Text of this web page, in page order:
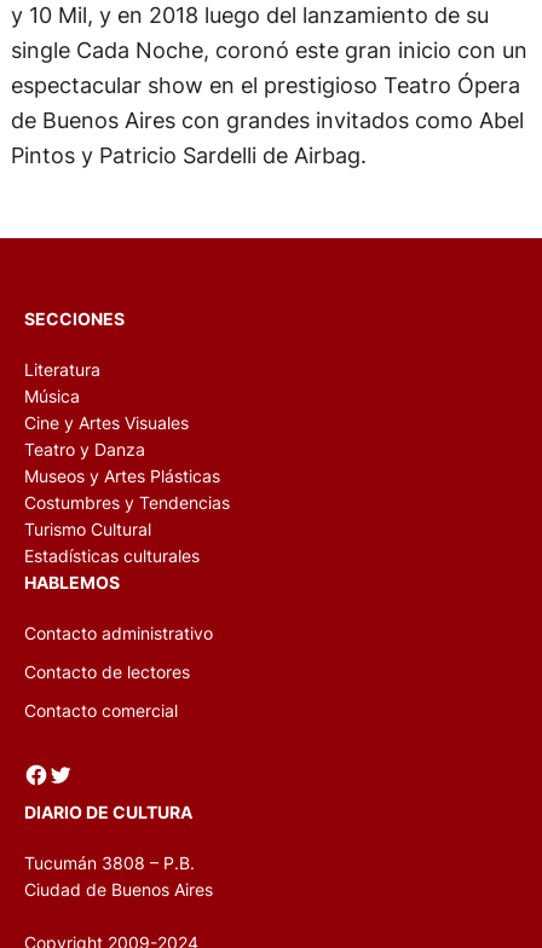
y 10 Mil, y en 2018 luego del lanzamiento de su
single Cada Noche, coronó este gran inicio con un
espectacular show en el prestigioso Teatro Ópera
de Buenos Aires con grandes invitados como Abel
Pintos y Patricio Sardelli de Airbag.
SECCIONES
Literatura
Música
Cine y Artes Visuales
Teatro y Danza
Museos y Artes Plásticas
Costumbres y Tendencias
Turismo Cultural
Estadísticas culturales
HABLEMOS
Contacto administrativo
Contacto de lectores
Contacto comercial
Facebook Twitter
DIARIO DE CULTURA
Tucumán 3808 – P.B.
Ciudad de Buenos Aires
Copyright 2009-2024